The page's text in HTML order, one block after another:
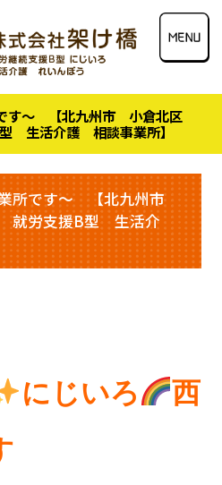
す～ 【北九州市 小倉北区
生活介護 相談事業所】
所です～ 【北九州市
労支援B型 生活介
にじいろ
西